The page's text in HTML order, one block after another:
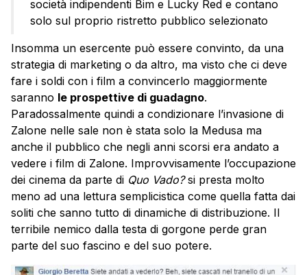
società indipendenti Bim e Lucky Red e contano
solo sul proprio ristretto pubblico selezionato
Insomma un esercente può essere convinto, da una
strategia di marketing o da altro, ma visto che ci deve
fare i soldi con i film a convincerlo maggiormente
saranno le prospettive di guadagno.
Paradossalmente quindi a condizionare l’invasione di
Zalone nelle sale non è stata solo la Medusa ma
anche il pubblico che negli anni scorsi era andato a
vedere i film di Zalone. Improvvisamente l’occupazione
dei cinema da parte di Quo Vado?si presta molto
meno ad una lettura semplicistica come quella fatta dai
soliti che sanno tutto di dinamiche di distribuzione. Il
terribile nemico dalla testa di gorgone perde gran
parte del suo fascino e del suo potere.